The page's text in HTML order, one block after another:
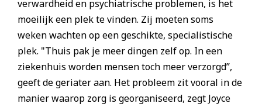
verwardheid en psychiatrische problemen, is het
moeilijk een plek te vinden. Zij moeten soms
weken wachten op een geschikte, specialistische
plek. "Thuis pak je meer dingen zelf op. In een
ziekenhuis worden mensen toch meer verzorgd”,
geeft de geriater aan. Het probleem zit vooral in de
manier waarop zorg is georganiseerd, zegt Joyce